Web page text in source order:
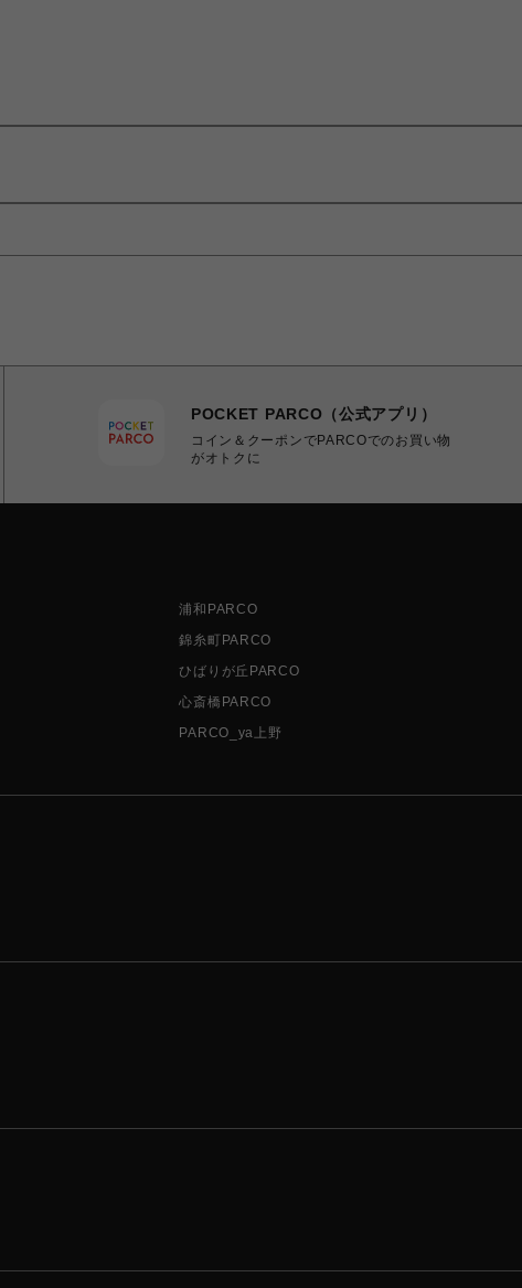
POCKET PARCO（公式アプリ）
コイン＆クーポンでPARCOでのお買い物
がオトクに
浦和PARCO
錦糸町PARCO
ひばりが丘PARCO
心斎橋PARCO
PARCO_ya上野